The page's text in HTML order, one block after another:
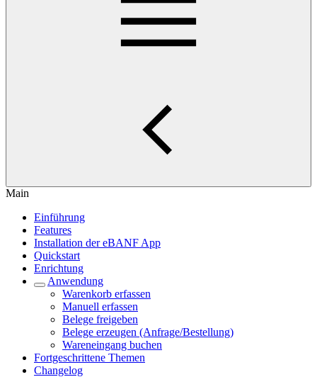
Main
Einführung
Features
Installation der eBANF App
Quickstart
Enrichtung
Anwendung
Warenkorb erfassen
Manuell erfassen
Belege freigeben
Belege erzeugen (Anfrage/Bestellung)
Wareneingang buchen
Fortgeschrittene Themen
Changelog